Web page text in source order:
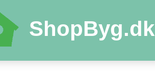
ShopByg.dk